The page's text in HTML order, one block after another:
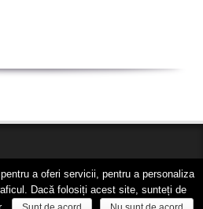
Timis
. Toate drepturile rezervate.
dePC DATA
a oferi servicii, pentru a personaliza
Dacă folosiți acest site, sunteți de